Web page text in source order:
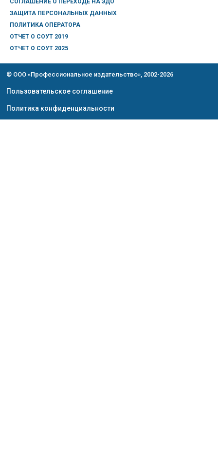
СОГЛАШЕНИЕ О ПЕРЕХОДЕ НА ЭДО
ЗАЩИТА ПЕРСОНАЛЬНЫХ ДАННЫХ
ПОЛИТИКА ОПЕРАТОРА
ОТЧЕТ О СОУТ 2019
ОТЧЕТ О СОУТ 2025
© ООО «Профессиональное издательство», 2002-2026
Пользовательское соглашение
Политика конфиденциальности